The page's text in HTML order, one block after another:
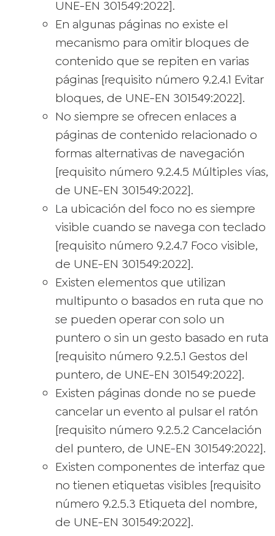
UNE-EN 301549:2022].
En algunas páginas no existe el
mecanismo para omitir bloques de
contenido que se repiten en varias
páginas [requisito número 9.2.4.1 Evitar
bloques, de UNE-EN 301549:2022].
No siempre se ofrecen enlaces a
páginas de contenido relacionado o
formas alternativas de navegación
[requisito número 9.2.4.5 Múltiples vías,
de UNE-EN 301549:2022].
La ubicación del foco no es siempre
visible cuando se navega con teclado
[requisito número 9.2.4.7 Foco visible,
de UNE-EN 301549:2022].
Existen elementos que utilizan
multipunto o basados en ruta que no
se pueden operar con solo un
puntero o sin un gesto basado en ruta
[requisito número 9.2.5.1 Gestos del
puntero, de UNE-EN 301549:2022].
Existen páginas donde no se puede
cancelar un evento al pulsar el ratón
[requisito número 9.2.5.2 Cancelación
del puntero, de UNE-EN 301549:2022].
Existen componentes de interfaz que
no tienen etiquetas visibles [requisito
número 9.2.5.3 Etiqueta del nombre,
de UNE-EN 301549:2022].